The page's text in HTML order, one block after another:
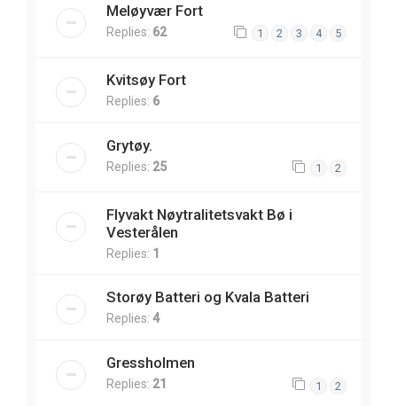
Meløyvær Fort
Replies: 62 1 2 3 4 5
Kvitsøy Fort
Replies: 6
Grytøy.
Replies: 25 1 2
Flyvakt Nøytralitetsvakt Bø i
Vesterålen
Replies: 1
Storøy Batteri og Kvala Batteri
Replies: 4
Gressholmen
Replies: 21 1 2